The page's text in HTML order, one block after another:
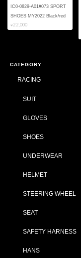
IC0-0829-A01#073 SPORT
SHOES MY2022 Black/red
¥22,000
CATEGORY
RACING
SUIT
GLOVES
SHOES
UNDERWEAR
HELMET
STEERING WHEEL
SEAT
SAFETY HARNESS
HANS